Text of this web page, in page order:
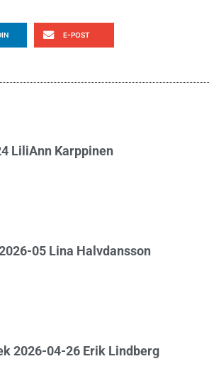
E-POST
LiliAnn Karppinen
05 Lina Halvdansson
2026-04-26 Erik Lindberg